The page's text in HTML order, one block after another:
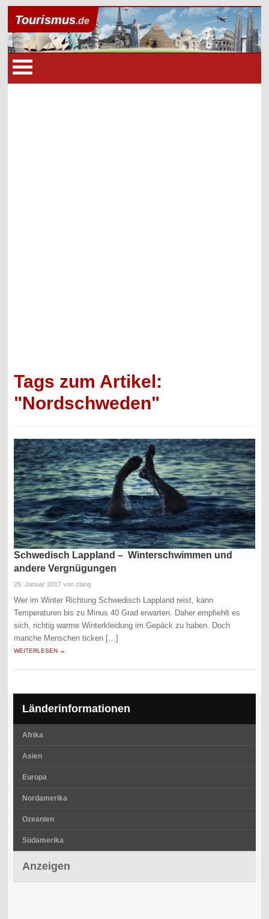
Tourismus.de
Tags zum Artikel:
"Nordschweden"
Schwedisch Lappland – Winterschwimmen und
andere Vergnügungen
25. Januar 2017 von clang
Wer im Winter Richtung Schwedisch Lappland reist, kann
Temperaturen bis zu Minus 40 Grad erwarten. Daher empfiehlt es
sich, richtig warme Winterkleidung im Gepäck zu haben. Doch
manche Menschen ticken […]
WEITERLESEN →
Länderinformationen
Afrika
Asien
Europa
Nordamerika
Ozeanien
Südamerika
Anzeigen